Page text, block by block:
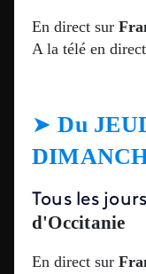
En direct sur
A la télé en
➤Du
Tous les
d'Occitanie
En direct sur